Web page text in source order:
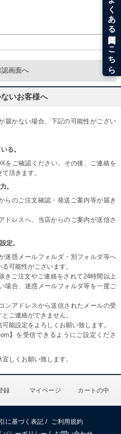
いお客様へ
届かない場合、下記の可能性がござい
る。
をご確認ください。その後、ご連絡を
頂きます。
。
らのご注文確認・発送ご案内等が届き
ドレスへ、当店からのご案内が送信さ
定。
迷惑メールフォルダ・別フォルダ等へ
可能性がございます。
きご注文やご連絡をされて24時間以上
場合、迷惑メールフォルダ等を一度ご
ンアドレスから送信されたメールの受
ご連絡ができません。
能設定をよろしくお願い致します。
】を受信できるようにご設定くださ
しくお願い致します。
録 マイページ カートの中
に基づく表記 /
ご利用規約